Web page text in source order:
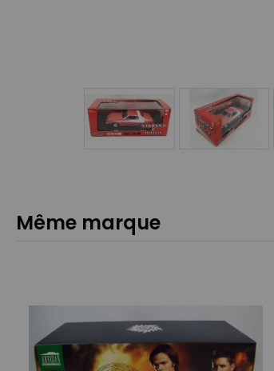
Même marque